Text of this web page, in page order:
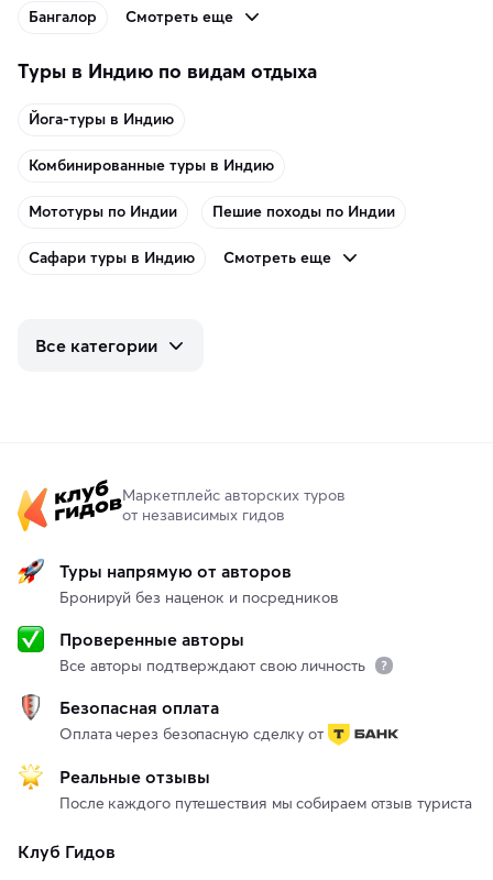
Бангалор Смотреть еще
Туры в Индию по видам отдыха
Йога-туры в Индию
Комбинированные туры в Индию
Мототуры по Индии Пешие походы по Индии
Сафари туры в Индию Смотреть еще
Все категории
Маркетплейс авторских туров
от независимых гидов
Туры напрямую от авторов
Бронируй без наценок и посредников
Проверенные авторы
Все авторы подтверждают свою личность
Безопасная оплата
Оплата через безопасную сделку от
Реальные отзывы
После каждого путешествия мы собираем отзыв туриста
Клуб Гидов